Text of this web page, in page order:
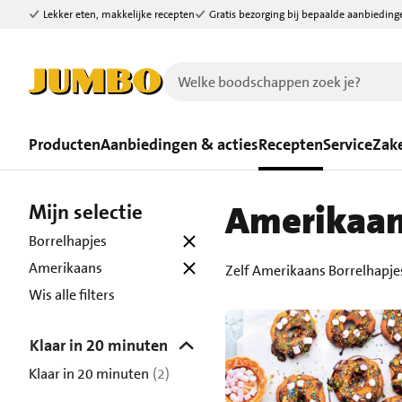
Ga naar zoeken
Ga naar hoofdinhoud
Lekker eten, makkelijke recepten Gratis bezorging bij bepaalde
ProductenAanbiedingen & actiesReceptenService
Mijn selectie
Borrelhapjes
Amerikaans
Wis alle filters
Klaar in 20 minuten
Klaar in 20 minuten (2)
Zelf Amerikaans